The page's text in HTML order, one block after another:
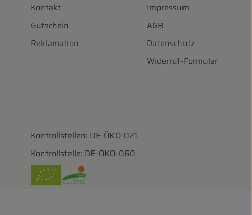
Kontakt
Gutschein
Reklamation
Impressum
AGB
Datenschutz
Widerruf-Formular
biohofscharf/?hl=de
Kontrollstellen: DE-ÖKO-021
Kontrollstelle: DE-ÖKO-060